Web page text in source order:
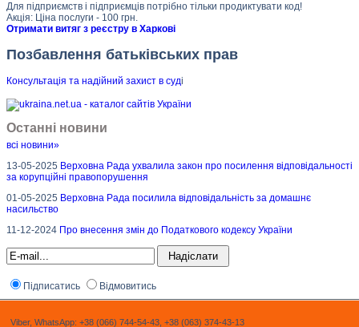
Для підприємств і підприємців потрібно тільки продиктувати код!
Акція: Ціна послуги - 100 грн.
Отримати витяг з реєстру в Харкові
Позбавлення батьківських прав
Консультація та надійний захист в суді
Останні новини
всі новини»
13-05-2025 Верховна Рада ухвалила закон про посилення відповідальності
за корупційні правопорушення
01-05-2025 Верховна Рада посилила відповідальність за домашнє
насильство
11-12-2024 Про внесення змін до Податкового кодексу України
Підписатись Відмовитись
Viber, WhatsApp: +38 (066) 744-54-43, +38 (063) 374-43-13